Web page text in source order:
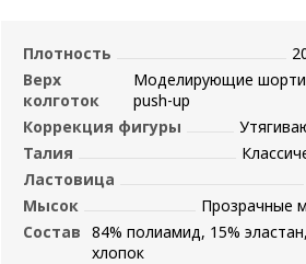
Плотность
Верх
колготок
Моделирующие
push-up
Коррекция фигуры
Талия
Ластовица
Мысок
Прозрачные
Состав 84% полиамид, 15%
хлопок